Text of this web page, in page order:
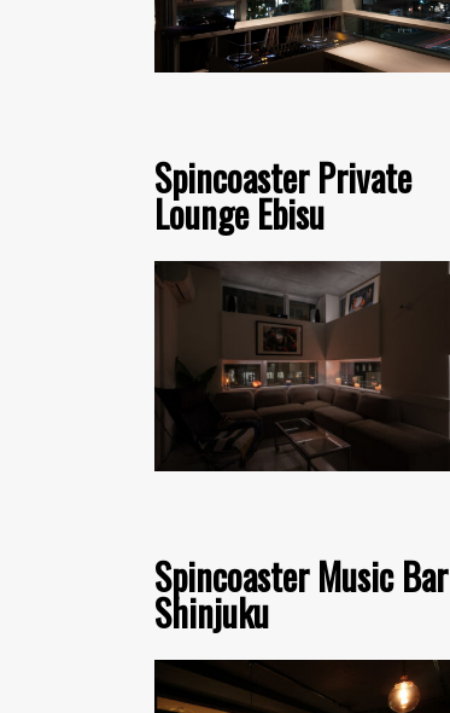
Spincoaster Private
Lounge Ebisu
Spincoaster Music Bar
Shinjuku